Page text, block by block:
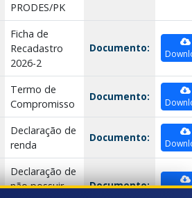
PRODES/PK
Ficha de
Recadastro
2026-2
Documento:
Termo de
Compromisso
Documento:
Declaração de
renda
Documento:
Declaração de
não possuir
Documento: